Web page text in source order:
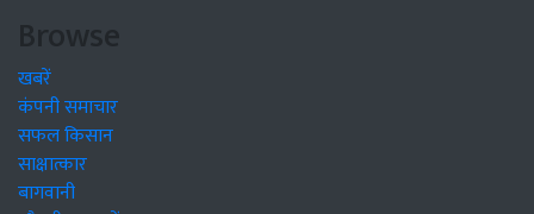
Browse
खबरें
कंपनी समाचार
सफल किसान
साक्षात्कार
बागवानी